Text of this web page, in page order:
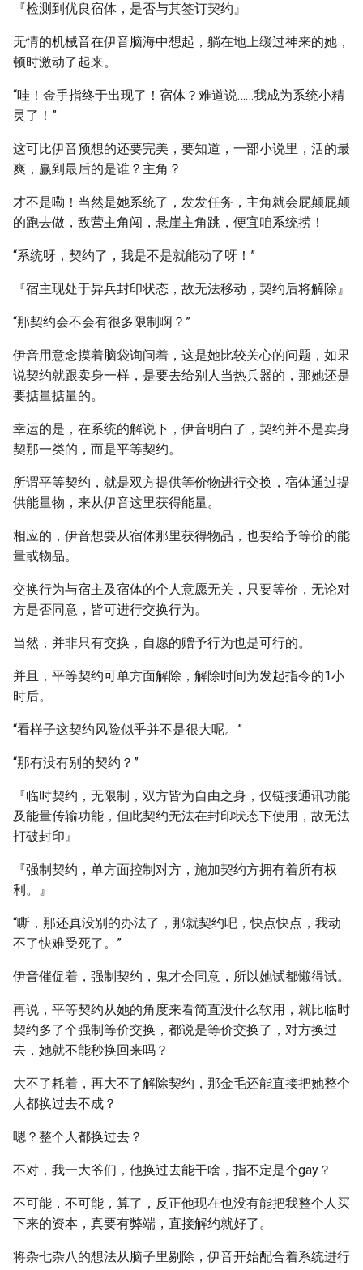
『检测到优良宿体，是否与其签订契约』
无情的机械音在伊音脑海中想起，躺在地上缓过神来的她，
顿时激动了起来。
“哇！金手指终于出现了！宿体？难道说……我成为系统小精
灵了！”
这可比伊音预想的还要完美，要知道，一部小说里，活的最
爽，赢到最后的是谁？主角？
才不是嘞！当然是她系统了，发发任务，主角就会屁颠屁颠
的跑去做，敌营主角闯，悬崖主角跳，便宜咱系统捞！
“系统呀，契约了，我是不是就能动了呀！”
『宿主现处于异兵封印状态，故无法移动，契约后将解除』
“那契约会不会有很多限制啊？”
伊音用意念摸着脑袋询问着，这是她比较关心的问题，如果
说契约就跟卖身一样，是要去给别人当热兵器的，那她还是
要掂量掂量的。
幸运的是，在系统的解说下，伊音明白了，契约并不是卖身
契那一类的，而是平等契约。
所谓平等契约，就是双方提供等价物进行交换，宿体通过提
供能量物，来从伊音这里获得能量。
相应的，伊音想要从宿体那里获得物品，也要给予等价的能
量或物品。
交换行为与宿主及宿体的个人意愿无关，只要等价，无论对
方是否同意，皆可进行交换行为。
当然，并非只有交换，自愿的赠予行为也是可行的。
并且，平等契约可单方面解除，解除时间为发起指令的1小
时后。
“看样子这契约风险似乎并不是很大呢。”
“那有没有别的契约？”
『临时契约，无限制，双方皆为自由之身，仅链接通讯功能
及能量传输功能，但此契约无法在封印状态下使用，故无法
打破封印』
『强制契约，单方面控制对方，施加契约方拥有着所有权
利。』
“嘶，那还真没别的办法了，那就契约吧，快点快点，我动
不了快难受死了。”
伊音催促着，强制契约，鬼才会同意，所以她试都懒得试。
再说，平等契约从她的角度来看简直没什么软用，就比临时
契约多了个强制等价交换，都说是等价交换了，对方换过
去，她就不能秒换回来吗？
大不了耗着，再大不了解除契约，那金毛还能直接把她整个
人都换过去不成？
嗯？整个人都换过去？
不对，我一大爷们，他换过去能干啥，指不定是个gay？
不可能，不可能，算了，反正他现在也没有能把我整个人买
下来的资本，真要有弊端，直接解约就好了。
将杂七杂八的想法从脑子里剔除，伊音开始配合着系统进行